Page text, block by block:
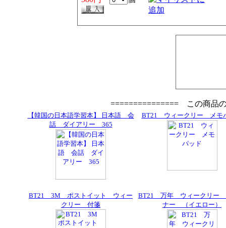
=============== この商品
【韓国の日本語学習本】 日本語 会
話 ダイアリー 365
BT21 ウィークリー メモ
BT21 3M ポストイット ウィー
クリー 付箋
BT21 万年 ウィークリー
ナー （イエロー）